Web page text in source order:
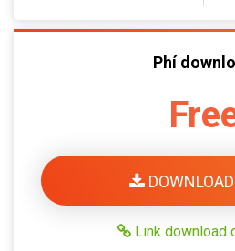
Phí
Link download